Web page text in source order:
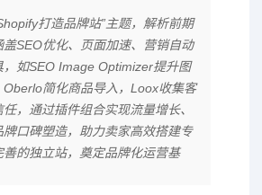
打造品牌站”主题，解析前期
盖SEO优化、页面加速、营销自动
，如SEO Image Optimizer提升图
Oberlo简化商品导入，Loox收集客
，通过插件组合实现流量增长、
牌口碑塑造，助力卖家高效搭建专
善的独立站，奠定品牌化运营基